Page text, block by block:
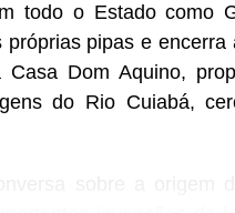
todo o Estado como
pipas e encerra
Dom Aquino,
do Rio Cuiabá,